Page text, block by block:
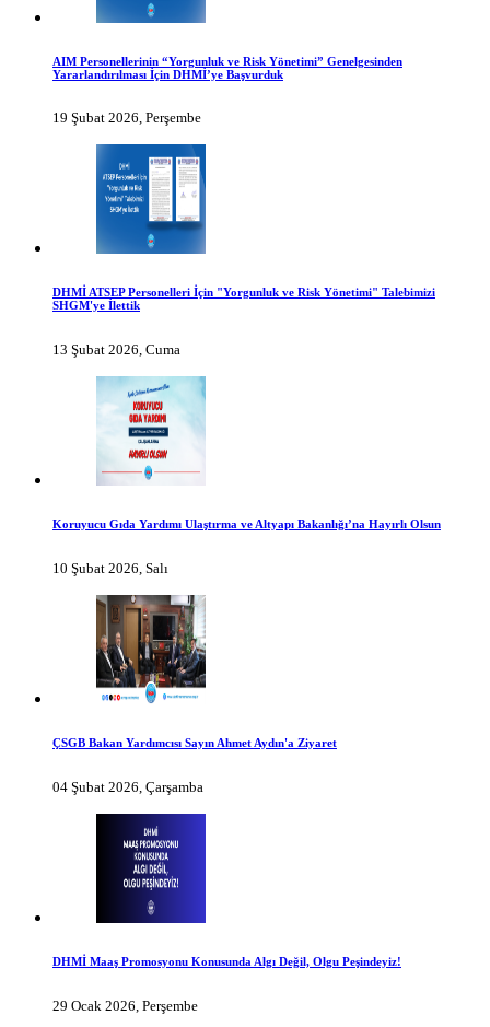
AIM Personellerinin “Yorgunluk ve Risk Yönetimi” Genelgesinden
Yararlandırılması İçin DHMİ’ye Başvurduk
19 Şubat 2026, Perşembe
DHMİ ATSEP Personelleri İçin "Yorgunluk ve Risk Yönetimi" Talebimizi
SHGM'ye İlettik
13 Şubat 2026, Cuma
Koruyucu Gıda Yardımı Ulaştırma ve Altyapı Bakanlığı’na Hayırlı Olsun
10 Şubat 2026, Salı
ÇSGB Bakan Yardımcısı Sayın Ahmet Aydın'a Ziyaret
04 Şubat 2026, Çarşamba
DHMİ Maaş Promosyonu Konusunda Algı Değil, Olgu Peşindeyiz!
29 Ocak 2026, Perşembe